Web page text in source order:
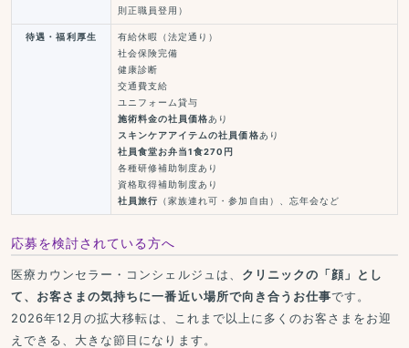
則正職員登用）
待遇・福利厚生
有給休暇（法定通り）
社会保険完備
健康診断
交通費支給
ユニフォーム貸与
施術料金の社員価格あり
スキンケアアイテムの社員価格あり
社員食堂お弁当1食270円
各種研修補助制度あり
資格取得補助制度あり
社員旅行
（家族連れ可・参加自由）、忘年会など
応募を検討されている方へ
医療カウンセラー・コンシェルジュは、 クリニックの「顔」とし
て、お客さまの気持ちに一番近い場所で向き合うお仕事です。
2026年12月の拡大移転は、これまで以上に多くのお客さまをお迎
えできる、大きな節目になります。